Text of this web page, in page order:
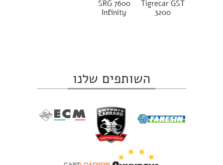
Tigrecar GST
3200
SRG 7600
Infinity
השותפים שלנו